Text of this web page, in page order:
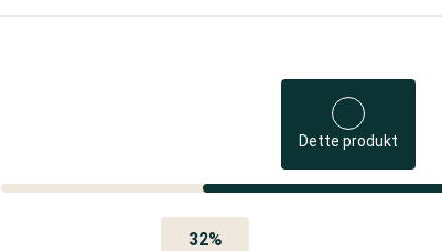
Dette produkt
32%